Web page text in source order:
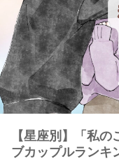
【星座別】「私
ブカップルランキ